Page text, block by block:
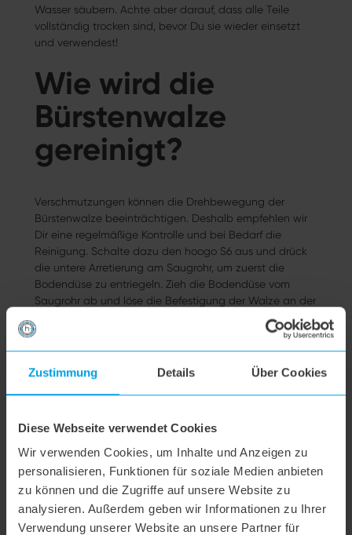
Zustimmung Details Über Cookies
Diese Webseite verwendet Cookies
Wir verwenden Cookies, um Inhalte und Anzeigen zu
personalisieren, Funktionen für soziale Medien anbieten
zu können und die Zugriffe auf unsere Website zu
analysieren. Außerdem geben wir Informationen zu Ihrer
Verwendung unserer Website an unsere Partner für
Wasser säubern. Achte aber darauf, dass alle Teile
vollständig trocken sind, bevor Du sie wieder einsetzt
und verwendest!
Wie wird die
Bürstenwalze
gereinigt?
Verschmutzungen können die Drehbewegung der
Bürstenwalze beeinträchtigen. Deshalb empfehlen wir
Dir eine regelmäßige Kontrolle und bei Bedarf die
Reinigung. Schalte dazu den hoogo S6 aus und drück
die untere Arretierung am Saugrohr, um zuerst die
Bodendüse zu entriegeln. Zieh die Bodendüse vom
Saugrohr ab und löse die Befestigung der Walze an der
Seite der Bodendüse. Sollte diese sich nicht sofort lösen,
kannst Du eine Münze zu Hilfe nehmen. Nun entnimmst
Du die Bürstenwalze und kannst sie von
Verunreinigungen befreien. Falls erforderlich, eine
Pinzette oder kleine Schere nutzen. Zum Einsetzen
wieder die Arretierung schließen und die Bodendüse auf
Sind
Staubsaugerbeutel
zum Einsatz in den